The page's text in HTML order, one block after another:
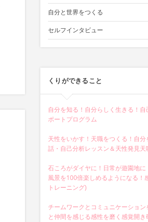
自分と世界をつくる
セルフインタビュー
くりができること
自分を知る！自分らしく生きる！
ポートプログラム
天性をいかす！天職をつくる！自
話・自己分析レッスン＆天性発見
石ころがダイヤに！日常が遊園地
風景を100倍楽しめるようになる！
トレーニング)
チームワークとコミュニケーショ
と仲間を感じる感性を磨く感覚開き